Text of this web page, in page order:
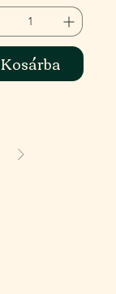
Kosárba